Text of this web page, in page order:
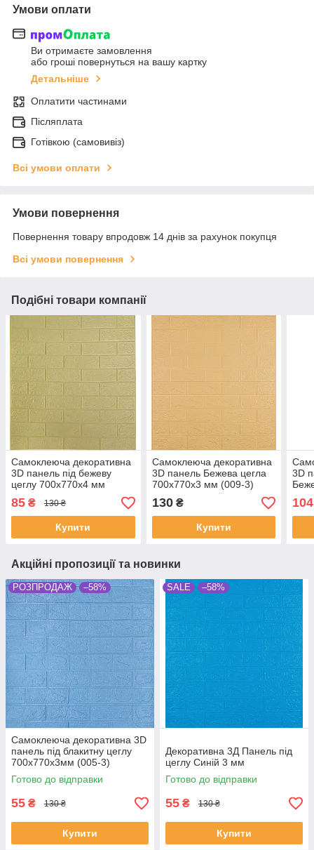
Умови оплати
Ви отримаєте замовлення
або гроші повернуться на вашу картку
Детальніше
Оплатити частинами
Післяплата
Готівкою (самовивіз)
Всі умови оплати
Умови повернення
Повернення товару впродовж 14 днів за рахунок покупця
Всі умови повернення
Подібні товари компанії
Самоклеюча декоративна
3D панель під бежеву
цеглу 700x770x4 мм
85 ₴ 130 ₴
Купити
Самоклеюча декоративна
3D панель Бежева цегла
700x770x3 мм (009-3)
130₴
Купити
3D
104
Акційні пропозиції та новинки
РОЗПРОДАЖ –58%
Самоклеюча декоративна 3D
панель під блакитну цеглу
700х770х3мм (005-3)
Готово до відправки
55 ₴ 130 ₴
Купити
SALE –58%
Декоративна 3Д Панель під
цеглу Синій 3 мм
Готово до відправки
55 ₴ 130 ₴
Купити